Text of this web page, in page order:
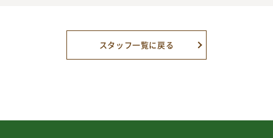
スタッフ一覧に戻る